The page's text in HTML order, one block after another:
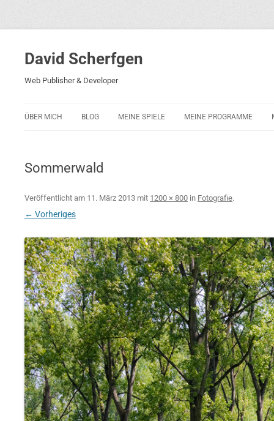
David Scherfgen
Web Publisher & Developer
ÜBER MICH BLOG MEINE SPIELE
ROCKET RAGE
ROLLMORAD — GUHASE 2010
MEINE PROGRAMME
Sommerwald
Veröffentlicht am 11. März 2013 mit 1200 × 800 in Fotografie.
← Vorheriges